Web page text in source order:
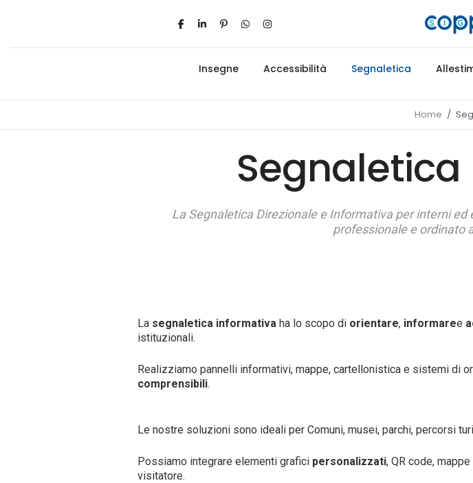
Insegne Accessibilità Segnaletica
Home
La Segnaletica Direzionale e Informativa per interni
professionale e ordinato
La segnaletica informativaha lo scopo di orientare, informaree
istituzionali.
Realizziamo pannelli informativi, mappe, cartellonistica e sistemi di
comprensibili.
Le nostre soluzioni sono ideali per Comuni, musei, parchi, percorsi
Possiamo integrare elementi grafici personalizzati, QR code,
visitatore.